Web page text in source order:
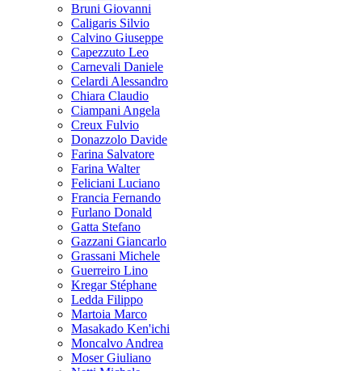
Bruni Giovanni
Caligaris Silvio
Calvino Giuseppe
Capezzuto Leo
Carnevali Daniele
Celardi Alessandro
Chiara Claudio
Ciampani Angela
Creux Fulvio
Donazzolo Davide
Farina Salvatore
Farina Walter
Feliciani Luciano
Francia Fernando
Furlano Donald
Gatta Stefano
Gazzani Giancarlo
Grassani Michele
Guerreiro Lino
Kregar Stéphane
Ledda Filippo
Martoia Marco
Masakado Ken'ichi
Moncalvo Andrea
Moser Giuliano